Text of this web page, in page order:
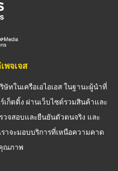
พจเจส
ทในเครือเอไอเอส ในฐานะผู้นำที่
ก็ตติ้ง ผ่านเว็บไซต์รวมสินค้าและ
วจสอบและยืนยันตัวตนจริง และ
าจะมอบบริการที่เหนือความคาด
ณภาพ